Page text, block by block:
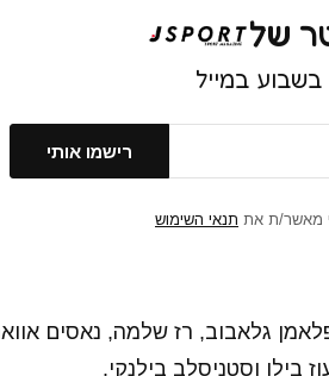
של
במייל
מאשר/ת את תנאי השימוש
גלאבוב, רז שלמה, נאסים
בילו וסטניסלב בילנקי.